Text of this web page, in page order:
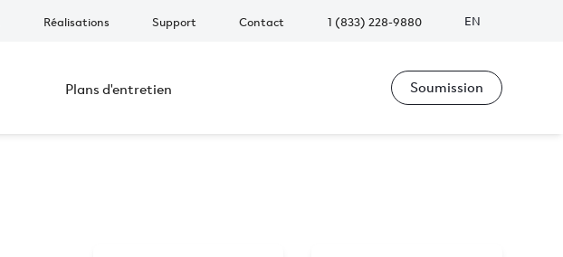
Réalisations Support Contact 1 (833) 228-9880 EN
Plans d'entretien Soumission